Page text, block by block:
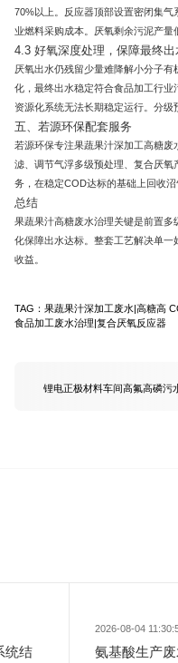
70%以上。反应器顶部设置密闭集
业燃料采购成本。厌氧剩余污泥产量
4.3 好氧深度处理，保障最终
厌氧出水仍残留少量难降解小分子
化，最终出水稳定符合食品加工行
资源化系统无法长期稳定运行。分级
五、若源环保配套服务
若源环保专注果蔬果汁深加工高糖
滤、调节气浮多级预处理、复合厌
务，在稳定COD达标的基础上回收
总结
果蔬果汁高糖废水治理关键是前置
化保障出水达标。整套工艺解决单
收益。
TAG：果蔬果汁深加工废水|高糖高
食品加工废水治理|复合厌氧反应器
锂电正极材料车间高氟高磷污
统结
2026-08-04
氨基酸生产